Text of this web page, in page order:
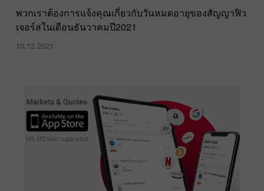
พวกเราต้องการแจ้งคุณเกี่ยวกับวันหมดอายุของสัญญาฟิว
เจอร์สในเดือนธันวาคมปี2021
10.12.2021